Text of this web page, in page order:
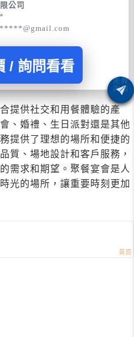
公司
/ 詢問看看
提供社交和用餐體驗的產
、婚禮、生日派對還是其他
提供了理想的場所和便捷的
質、場地設計和客戶服務，
需求和期望。聚餐宴會是人
光的場所，讓重要時刻更加